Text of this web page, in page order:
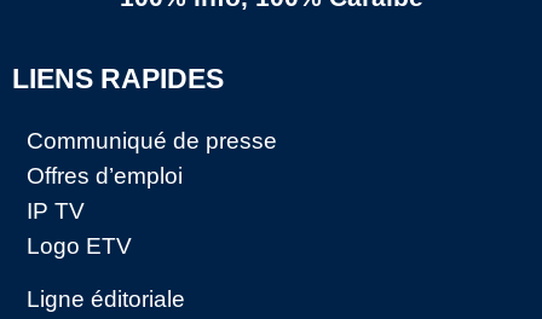
LIENS RAPIDES
Communiqué de presse
Offres d’emploi
IP TV
Logo ETV
Ligne éditoriale